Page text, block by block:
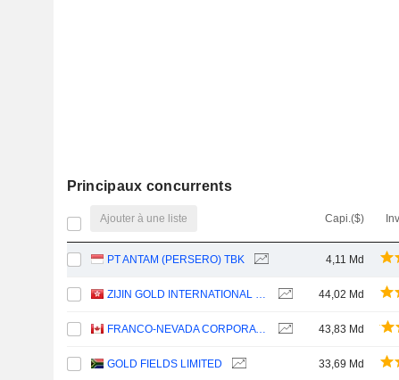
Principaux concurrents
Ajouter à une liste Capi.($)
PT ANTAM (PERSERO) TBK 4,11 Md
ZIJIN GOLD INTERNATIONAL COMPANY LIMITED 44,02 Md
FRANCO-NEVADA CORPORATION 43,83 Md
GOLD FIELDS LIMITED 33,69 Md